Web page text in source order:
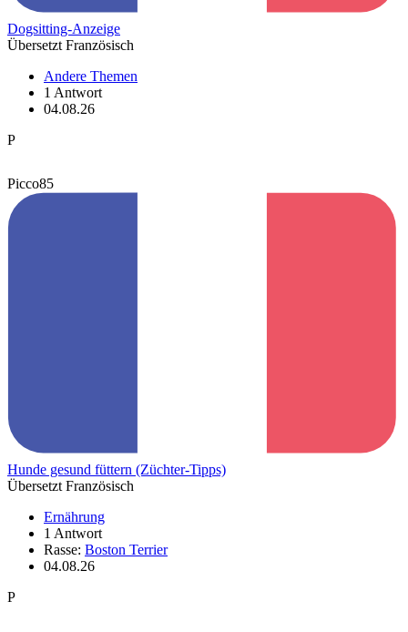
Dogsitting-Anzeige
Übersetzt Französisch
Andere Themen
1 Antwort
04.08.26
P
Picco85
Hunde gesund füttern (Züchter-Tipps)
Übersetzt Französisch
Ernährung
1 Antwort
Rasse: Boston Terrier
04.08.26
P